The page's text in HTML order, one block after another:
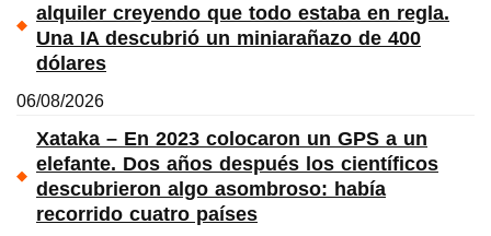
alquiler creyendo que todo estaba en regla.
Una IA descubrió un miniarañazo de 400
dólares
06/08/2026
Xataka – En 2023 colocaron un GPS a un
elefante. Dos años después los científicos
descubrieron algo asombroso: había
recorrido cuatro países